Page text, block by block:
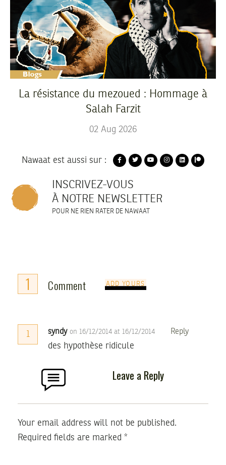
La résistance du mezoued : Hommage à
Salah Farzit
02 Aug 2026
Nawaat est aussi sur :
INSCRIVEZ-VOUS
À NOTRE NEWSLETTER
POUR NE RIEN RATER DE NAWAAT
1 Comment ADD YOURS
1 syndy on 16/12/2014 at 16/12/2014 Reply
des hypothèse ridicule
Leave a Reply
Your email address will not be published.
Required fields are marked *